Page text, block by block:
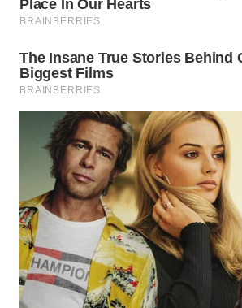
MAJALENGKA
WN
SUBANG
WN
SUKABUMI
WN
PURWAKARTA
WN
PRIANGAN